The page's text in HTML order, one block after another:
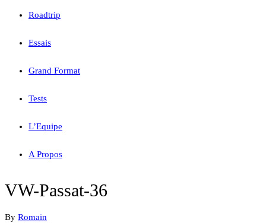
Roadtrip
Essais
Grand Format
Tests
L’Equipe
A Propos
VW-Passat-36
By Romain